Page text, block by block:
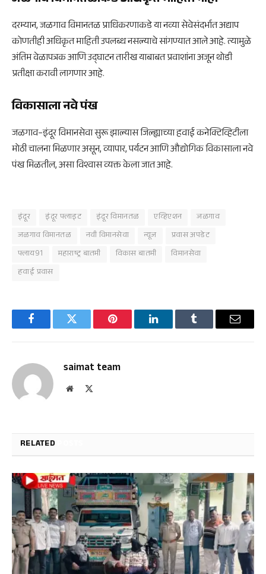
दरम्यान, जळगाव विमानतळ प्राधिकरणाकडे या नव्या सेवेसंदर्भात अद्याप
कोणतीही अधिकृत माहिती उपलब्ध नसल्याचे सांगण्यात आले आहे. त्यामुळे
अंतिम वेळापत्रक आणि उद्घाटन तारीख याबाबत प्रवाशांना अजून थोडी
प्रतीक्षा करावी लागणार आहे.
विकासाला नवे पंख
जळगाव–इंदूर विमानसेवा सुरू झाल्यास जिल्ह्याच्या हवाई कनेक्टिव्हिटीला
मोठी चालना मिळणार असून, व्यापार, पर्यटन आणि औद्योगिक विकासाला नवे
पंख मिळतील, असा विश्वास व्यक्त केला जात आहे.
इंदूर इंदूर फ्लाइट इंदूर विमानतळ एव्हिएशन
जळगाव
जळगाव विमानतळ
नवी विमानसेवा न्यूज
प्रवास अपडेट
फ्लाय91
महाराष्ट्र बातमी विकास बातमी
विमानसेवा
हवाई प्रवास
FacebookTwitter Pinterest LinkedInTumblr Email
saimat team
Website
RELATED